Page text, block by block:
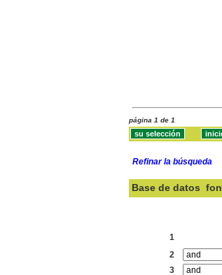
página 1 de 1
Refinar la búsqueda
Base de datos
1
2
3